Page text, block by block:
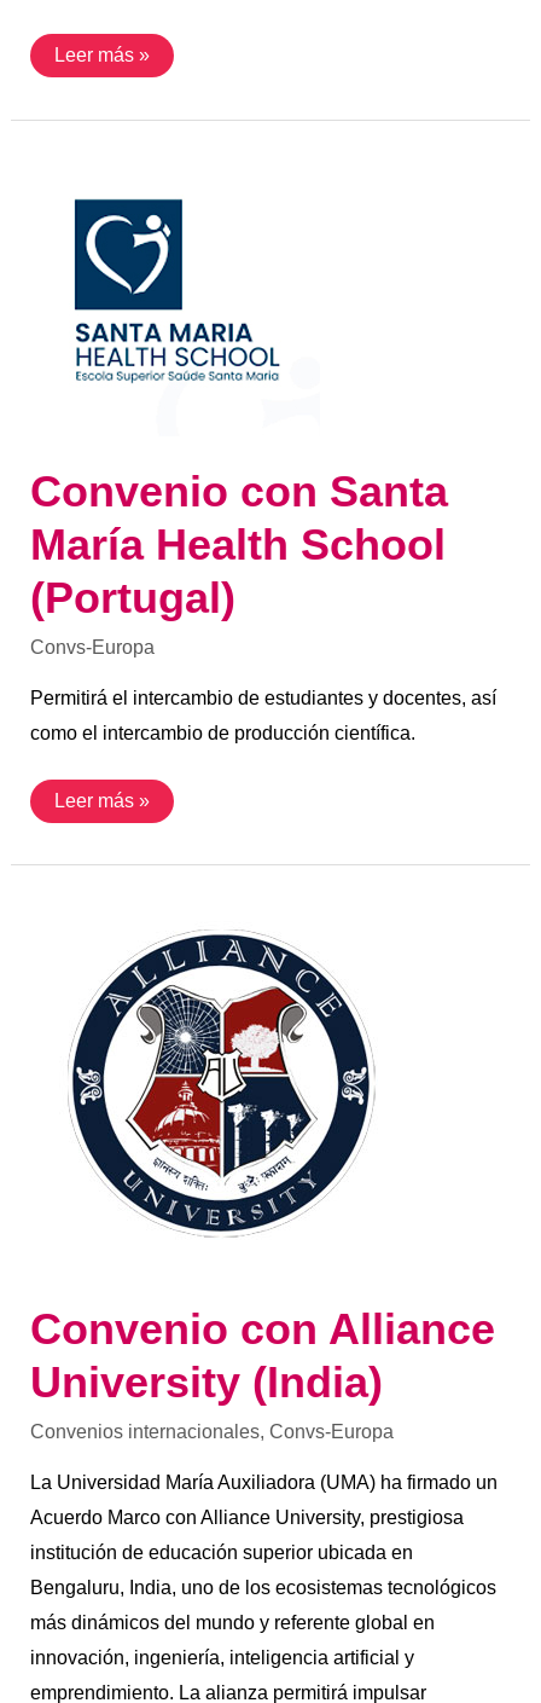
Leer más »
Convenio con Santa
María Health School
(Portugal)
Convs-Europa
Permitirá el intercambio de estudiantes y docentes, así
como el intercambio de producción científica.
María
Health
School
(Portugal)
Leer más »
Convenio con Alliance
University (India)
Convenios internacionales, Convs-Europa
La Universidad María Auxiliadora (UMA) ha firmado un
Acuerdo Marco con Alliance University, prestigiosa
institución de educación superior ubicada en
Bengaluru, India, uno de los ecosistemas tecnológicos
más dinámicos del mundo y referente global en
innovación, ingeniería, inteligencia artificial y
emprendimiento. La alianza permitirá impulsar
University
(India)